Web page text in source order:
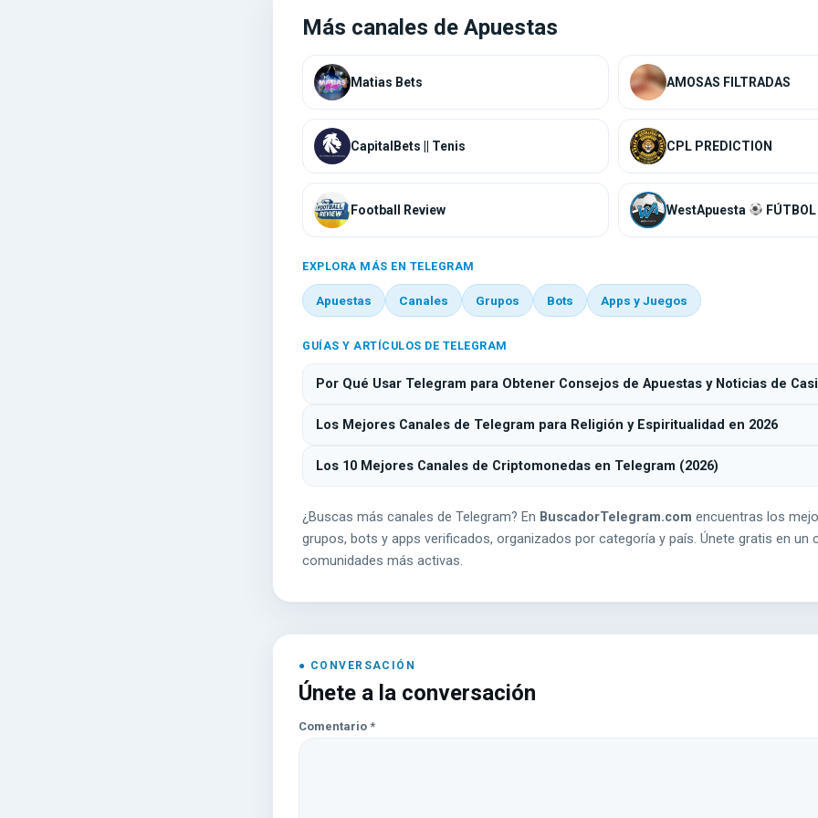
Más canales de Apuestas
AMOSAS FILTRADAS
CapitalBets || Tenis CPL PREDICTION
Football Review WestApuesta FÚTBOL
EXPLORA MÁS EN TELEGRAM
Apuestas Canales Grupos Bots Apps y Juegos
GUÍAS Y ARTÍCULOS DE TELEGRAM
Por Qué Usar Telegram para Obtener Consejos de Apuestas y Noticias de
Los Mejores Canales de Telegram para Religión y Espiritualidad en 2026
Los 10 Mejores Canales de Criptomonedas en Telegram (2026)
¿Buscas más canales de Telegram? En BuscadorTelegram.com encuentras los
grupos, bots y apps verificados, organizados por categoría y país. Únete gratis en un
comunidades más activas.
Únete a la conversación
Comentario *